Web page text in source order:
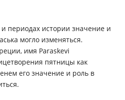
периодах истории значение и
могло изменяться.
имя Paraskevi
пятницы как
его значение и роль в